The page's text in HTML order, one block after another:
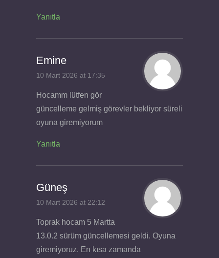
Yanıtla
Emine
10 Mart 2026 at 17:35
Hocamm lütfen gör
güncelleme gelmiş görevler bekliyor süreli
oyuna giremiyorum
Yanıtla
Güneş
10 Mart 2026 at 22:12
Toprak hocam 5 Martta
13.0.2 sürüm güncellemesi geldi. Oyuna
giremiyoruz. En kısa zamanda